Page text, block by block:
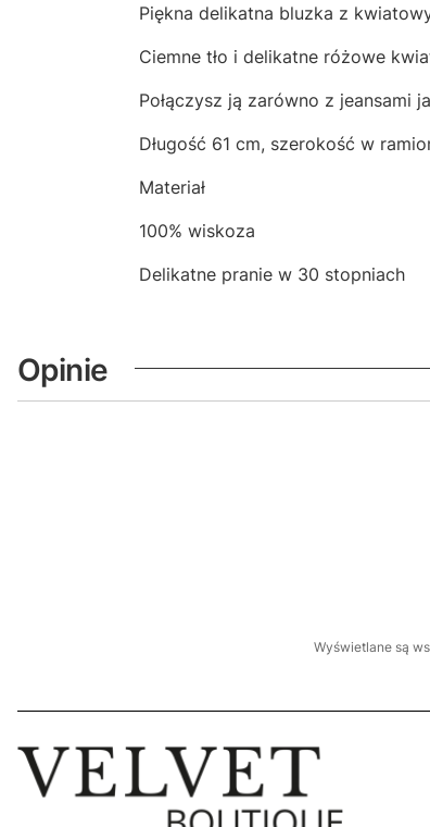
Piękna delikatna bluzka z
Ciemne tło i delikatne różowe
Połączysz ją zarówno z
Długość 61 cm, szerokość w
Materiał
100% wiskoza
Delikatne pranie w 30 stopniach
Opinie
Wyświetlane są